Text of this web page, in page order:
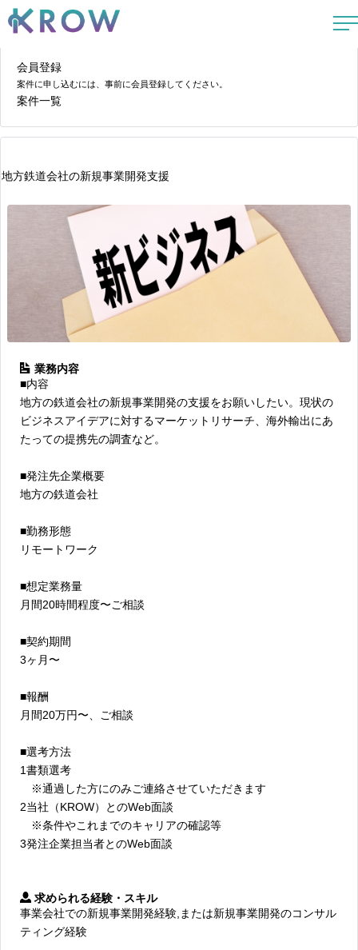
会員登録
案件に申し込むには、事前に会員登録してください。
案件一覧
地方鉄道会社の新規事業開発支援
業務内容
■内容
地方の鉄道会社の新規事業開発の支援をお願いしたい。現状の
ビジネスアイデアに対するマーケットリサーチ、海外輸出にあ
たっての提携先の調査など。
■発注先企業概要
地方の鉄道会社
■勤務形態
リモートワーク
■想定業務量
月間20時間程度〜ご相談
■契約期間
3ヶ月〜
■報酬
月間20万円〜、ご相談
■選考方法
1書類選考
※通過した方にのみご連絡させていただきます
2当社（KROW）とのWeb面談
※条件やこれまでのキャリアの確認等
3発注企業担当者とのWeb面談
求められる経験・スキル
事業会社での新規事業開発経験,または新規事業開発のコンサル
ティング経験